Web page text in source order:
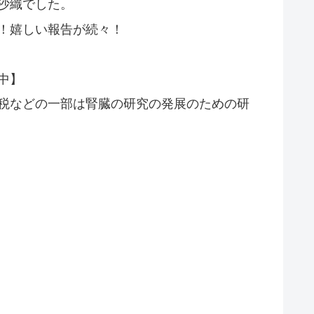
織でした。
嬉しい報告が続々！
】
などの一部は腎臓の研究の発展のための研